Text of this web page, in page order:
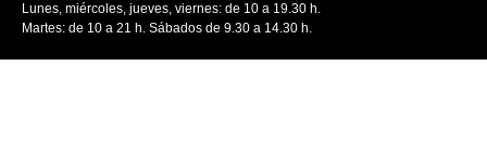
Lunes, miércoles, jueves, viernes: de 10 a 19.30 h.
Martes: de 10 a 21 h. Sábados de 9.30 a 14.30 h.